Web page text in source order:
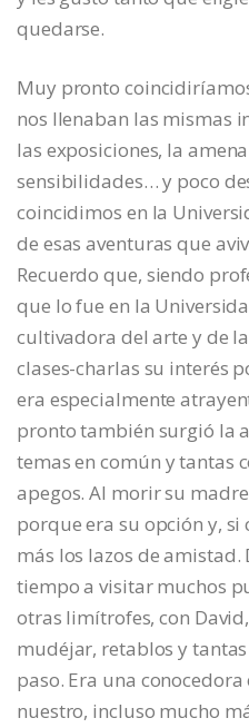
quedarse.
Muy pronto
nos llenaban las mismas
las exposiciones, la
sensibilidades… y poco
coincidimos en la
de esas aventuras que
Recuerdo que, siendo
que lo fue en la
cultivadora del arte y de
clases-charlas su interés
era especialmente
pronto también surgió la
temas en común y tantas
apegos. Al morir su
porque era su opción y, si
más los lazos de
tiempo a visitar muchos
otras limítrofes, con
mudéjar, retablos y
paso. Era una
nuestro, incluso mucho